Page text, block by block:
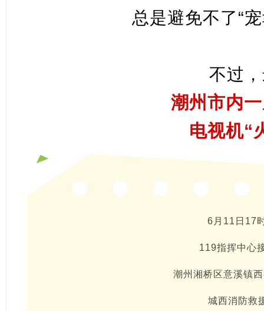
总是避免不了“
不过
潮州市内
电视机“
6月11日17
119指挥中心
潮州湘桥区意溪镇
城西消防救